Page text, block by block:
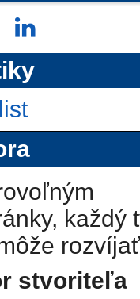
každý
stvoriteľa